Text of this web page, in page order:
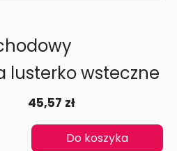
lusterko wsteczne
45,57 zł
Do koszyka